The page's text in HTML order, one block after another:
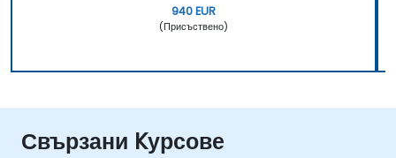
940 EUR
(Присъствено)
Свързани Kурсове